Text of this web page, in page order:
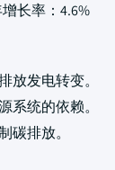
长率：4.6%
放发电转变。
系统的依赖。
碳排放。